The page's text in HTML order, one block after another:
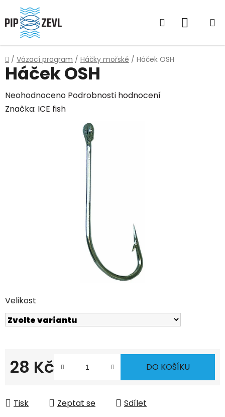
Přejít
na
obsah
Hledat
Domů
/ Vázací program / Háčky mořské / Háček OSH
Velikost
28 Kč DO KOŠÍKU
Tisk Zeptat se Sdílet
Háček OSH
Průměrné
hodnocení
Neohodnoceno Podrobnosti hodnocení
Značka: ICE fish